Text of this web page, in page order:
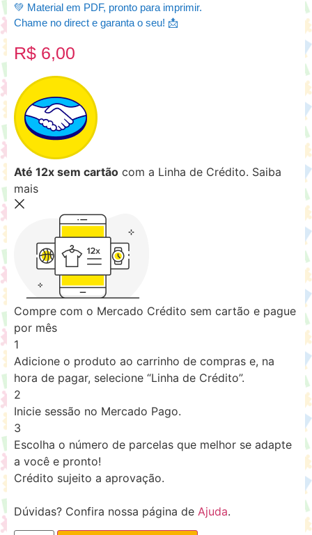
💚 Material em PDF, pronto para imprimir.
Chame no direct e garanta o seu! 📩
R$ 6,00
Até 12x sem cartão com a Linha de Crédito. Saiba
mais
Compre com o Mercado Crédito sem cartão e pague
por mês
1
Adicione o produto ao carrinho de compras e, na
hora de pagar, selecione “Linha de Crédito”.
2
Inicie sessão no Mercado Pago.
3
Escolha o número de parcelas que melhor se adapte
a você e pronto!
Crédito sujeito a aprovação.
Dúvidas? Confira nossa página de Ajuda.